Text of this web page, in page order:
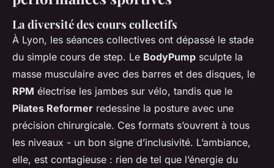
La diversité des cours collectifs
À Lyon, les séances collectives ont dépassé le stade
du simple cours de step. Le BodyPump sculpte la
masse musculaire avec des barres et des disques, le
RPM électrise les jambes sur vélo, tandis que le
Pilates Reformer redessine la posture avec une
précision chirurgicale. Ces formats s’ouvrent à tous
les niveaux - un bon signe d’inclusivité. L’ambiance,
elle, est contagieuse : rien de tel que l’énergie du